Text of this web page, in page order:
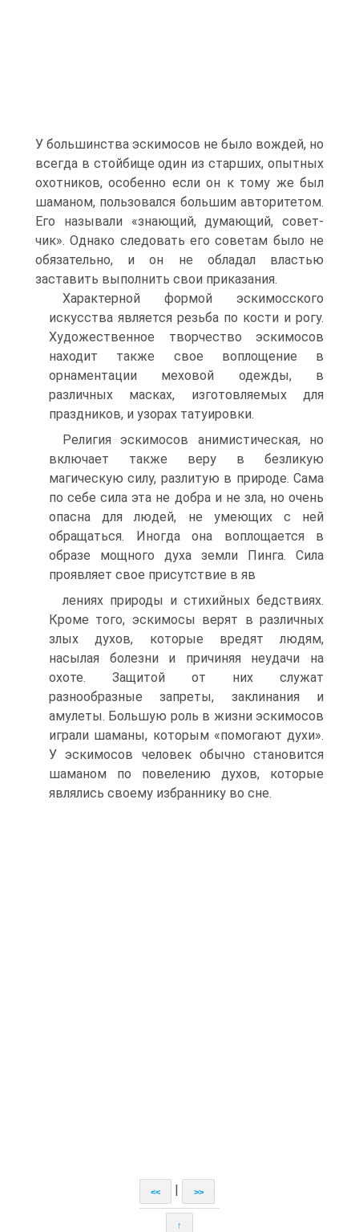
У большинства эскимосов не было вождей, но
всегда в стойбище один из старших, опытных
охотников, особенно если он к тому же был
шаманом, пользовался большим авто­ритетом.
Его называли «знающий, думающий, совет­
чик». Однако следовать его советам было не
обяза­тельно, и он не обладал властью
заставить выполнить свои приказания.
Характерной формой эскимосского
искусства яв­ляется резьба по кости и рогу.
Художественное твор­чество эскимосов
находит также свое воплощение в
орнаментации меховой одежды, в
различных ма­сках, изготовляемых для
праздников, и узорах татуи­ровки.
Религия эскимосов анимистическая, но
включает также веру в безликую
магическую силу, разлитую в природе. Сама
по себе сила эта не добра и не зла, но очень
опасна для людей, не умеющих с ней
обращать­ся. Иногда она воплощается в
образе мощного духа земли Пинга. Сила
проявляет свое присутствие в яв­
лениях природы и стихийных бедствиях.
Кроме того, эскимосы верят в различных
злых духов, которые вредят людям,
насылая болезни и причиняя неудачи на
охоте. Защитой от них служат
разнообразные за­преты, заклинания и
амулеты. Большую роль в жизни эскимосов
играли шаманы, которым «помогают ду­хи».
У эскимосов человек обычно становится
шама­ном по повелению духов, которые
являлись своему избраннику во сне.
<< >>
↑